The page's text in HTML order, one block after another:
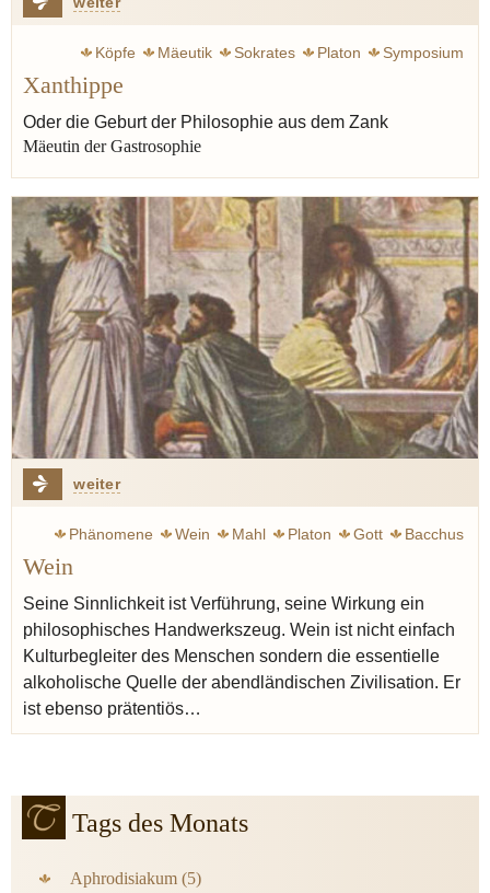
Köpfe Mäeutik Sokrates Platon
Symposium
Xanthippe
Oder die Geburt der Philosophie aus dem Zank
Mäeutin der Gastrosophie
weiter
Phänomene Wein Mahl Platon Gott
Bacchus
Busch Wilhelm
Symposium Judentum Vin naturel
Wein
Seine Sinnlichkeit ist Verführung, seine Wirkung ein
philosophisches Handwerkszeug. Wein ist nicht einfach
Kulturbegleiter des Menschen sondern die essentielle
alkoholische Quelle der abendländischen Zivilisation. Er
ist ebenso prätentiös…
Tags des Monats
Aphrodisiakum (5)